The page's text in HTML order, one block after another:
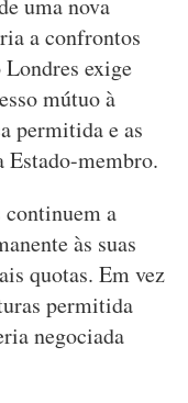
uma nova
a confrontos
Londres exige
mútuo à
permitida e as
Estado-membro.
continuem a
às suas
quotas. Em vez
permitida
negociada